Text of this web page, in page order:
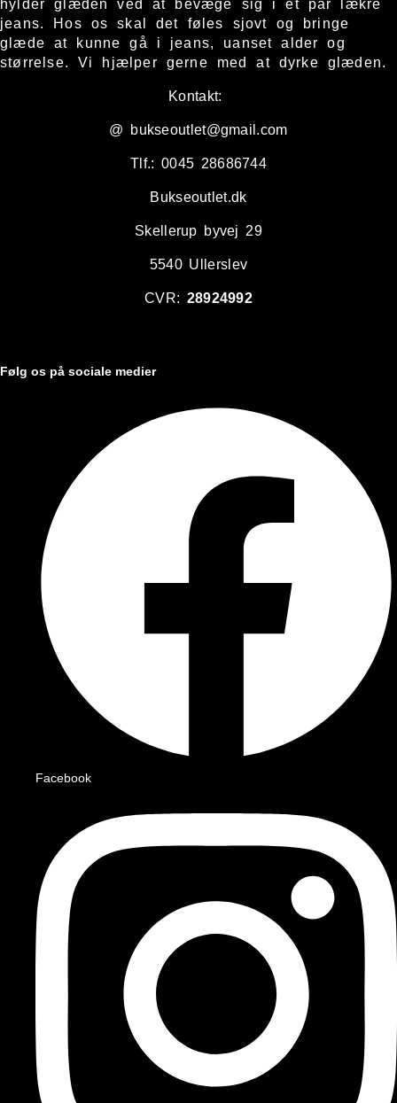
hylder glæden ved at bevæge sig i et par lækre
jeans. Hos os skal det føles sjovt og bringe
glæde at kunne gå i jeans, uanset alder og
størrelse. Vi hjælper gerne med at dyrke glæden.
Kontakt:
@ bukseoutlet@gmail.com
Tlf.: 0045 28686744
Bukseoutlet.dk
Skellerup byvej 29
5540 Ullerslev
CVR: 28924992
Følg os på sociale medier
Facebook